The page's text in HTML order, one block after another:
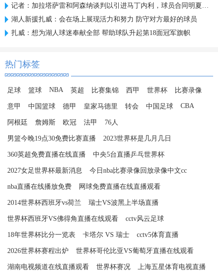
记者：加拉塔萨雷和阿森纳谈判以引进马丁内利，球员合同明夏到期
湖人新援扎威：会在场上展现活力和努力 防守对方最好的球员
扎威：想为湖人球迷奉献全部 帮助球队升起第18面冠军旗帜
热门标签
足球 篮球 NBA 英超 比赛集锦 西甲 世界杯 比赛录像
意甲 中国篮球 德甲 皇家马德里 转会 中国足球 CBA
阿根廷 詹姆斯 欧冠 法甲 76人
男篮今晚19点30免费比赛直播 2023世界杯是几月几日
360英超免费直播在线直播 中央5台直播乒乓世界杯
2027女足世界杯最新消息 今日nba比赛录像回放录像中文cc
nba直播在线播放免费 网球免费直播在线直播观看
2014世界杯西班牙vs荷兰 瑞士VS波黑上半场直播
世界杯西班牙VS佛得角直播在线观看 cctv风云足球
18年世界杯比分一览表 卡塔尔 VS 瑞士 cctv5体育直播
2026世界杯赛程出炉 世界杯哥伦比亚VS葡萄牙直播在线观看
湖南电视频道在线直播观看 世界杯赛况 上海五星体育电视直播